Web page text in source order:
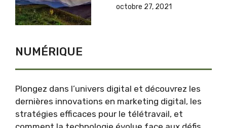
octobre 27, 2021
NUMÉRIQUE
Plongez dans l’univers digital et découvrez les
dernières innovations en marketing digital, les
stratégies efficaces pour le télétravail, et